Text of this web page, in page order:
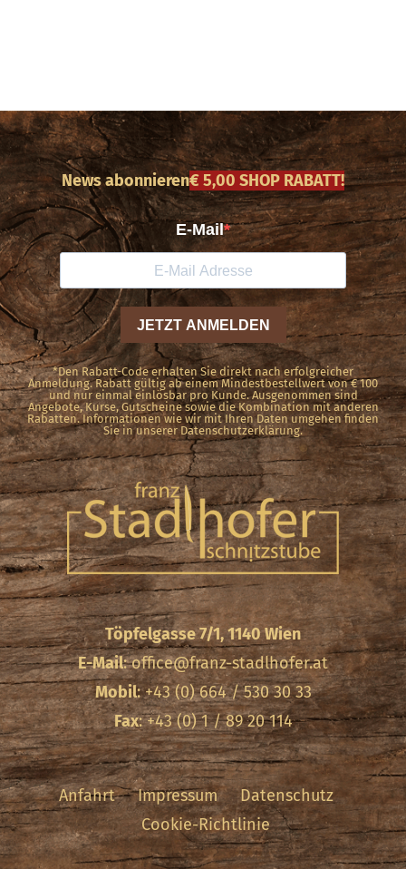
News abonnieren€ 5,00 SHOP RABATT!
*Den Rabatt-Code erhalten Sie direkt nach erfolgreicher
Anmeldung. Rabatt gültig ab einem Mindestbestellwert von € 100
und nur einmal einlösbar pro Kunde. Ausgenommen sind
Angebote, Kurse, Gutscheine sowie die Kombination mit anderen
Rabatten. Informationen wie wir mit Ihren Daten umgehen finden
Sie in unserer Datenschutzerklärung.
Töpfelgasse 7/1, 1140 Wien
E-Mail:office@franz-stadlhofer.at
Mobil: +43 (0) 664 / 530 30 33
Fax: +43 (0) 1 / 89 20 114
Anfahrt Impressum
Datenschutz
Cookie-Richtlinie